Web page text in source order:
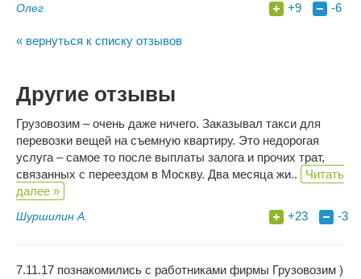
Олег +9 -6
« вернуться к списку отзывов
Другие отзывы
Грузовозим – очень даже ничего. Заказывал такси для
перевозки вещей на съемную квартиру. Это недорогая
услуга – самое то после выплаты залога и прочих трат,
связанных с переездом в Москву. Два месяца жи..
Читать
далее »
Шуршилин А. +23 -3
7.11.17 познакомились с работниками фирмы Грузовозим )